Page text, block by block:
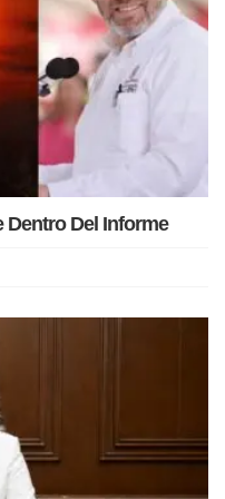
Dentro Del Informe